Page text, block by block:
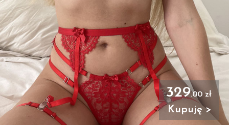
329.00 zł
Kupuję >